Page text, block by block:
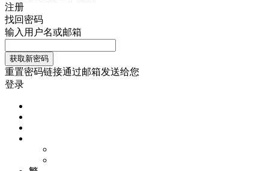
注册
找回密码
输入用户名或邮箱
重置密码链接通过邮箱发送给您
登录